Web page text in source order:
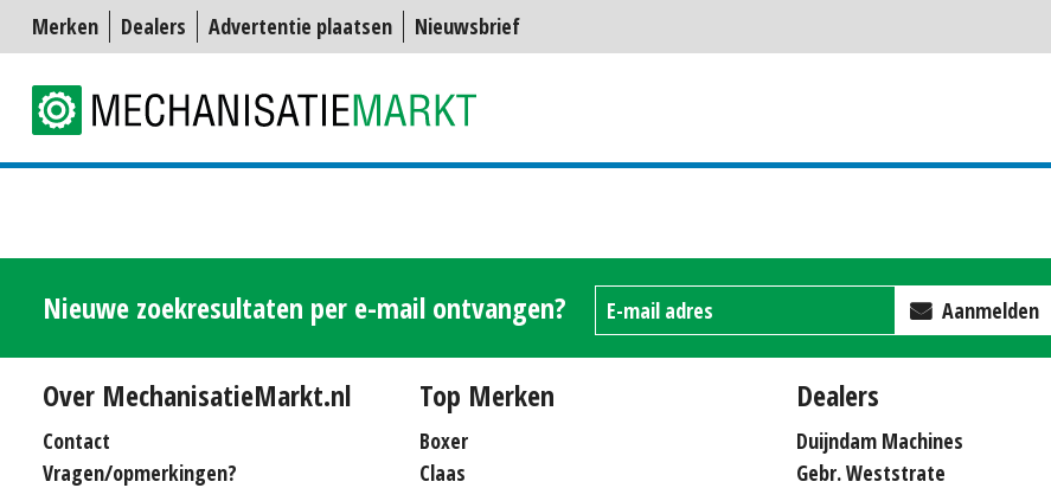
Merken Dealers Advertentie plaatsen Nieuwsbrief
Nieuwe zoekresultaten per e-mail ontvangen? Aanmelden
Over MechanisatieMarkt.nl
Contact
Vragen/opmerkingen?
Top Merken
Boxer
Claas
Dealers
Duijndam Machines
Gebr. Weststrate